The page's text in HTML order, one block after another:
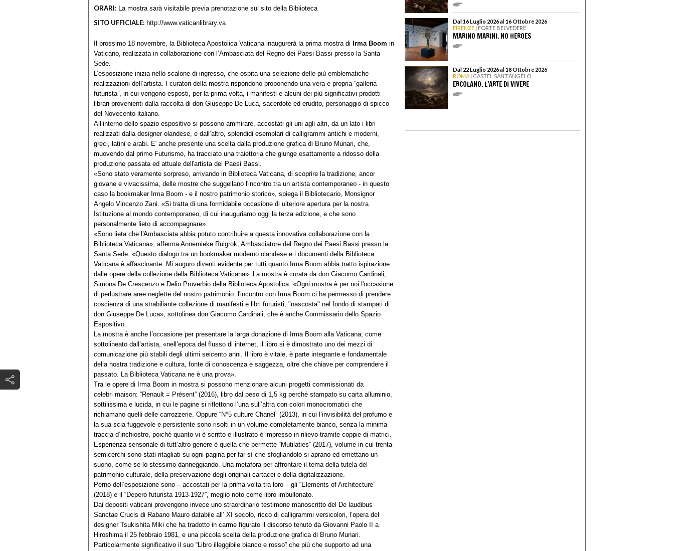
ORARI: La mostra sarà visitabile previa prenotazione sul sito della Biblioteca
SITO UFFICIALE: http://www.vaticanlibrary.va
Il prossimo 18 novembre, la Biblioteca Apostolica Vaticana inaugurerà la prima mostra di Irma Boom in
Vaticano, realizzata in collaborazione con l’Ambasciata del Regno dei Paesi Bassi presso la Santa
Sede.
L’esposizione inizia nello scalone di ingresso, che ospita una selezione delle più emblematiche
realizzazioni dell’artista. I curatori della mostra rispondono proponendo una vera e propria “galleria
futurista”, in cui vengono esposti, per la prima volta, i manifesti e alcuni dei più significativi prodotti
librari provenienti dalla raccolta di don Giuseppe De Luca, sacerdote ed erudito, personaggio di spicco
del Novecento italiano.
All’interno dello spazio espositivo si possono ammirare, accostati gli uni agli altri, da un lato i libri
realizzati dalla designer olandese, e dall’altro, splendidi esemplari di calligrammi antichi e moderni,
greci, latini e arabi. E' anche presente una scelta dalla produzione grafica di Bruno Munari, che,
muovendo dal primo Futurismo, ha tracciato una traiettoria che giunge esattamente a ridosso della
produzione passata ed attuale dell'artista dei Paesi Bassi.
«Sono stato veramente sorpreso, arrivando in Biblioteca Vaticana, di scoprire la tradizione, ancor
giovane e vivacissima, delle mostre che suggellano l'incontro tra un artista contemporaneo ‐ in questo
caso la bookmaker Irma Boom ‐ e il nostro patrimonio storico», spiega il Bibliotecario, Monsignor
Angelo Vincenzo Zani. «Si tratta di una formidabile occasione di ulteriore apertura per la nostra
Istituzione al mondo contemporaneo, di cui inauguriamo oggi la terza edizione, e che sono
personalmente lieto di accompagnare».
«Sono lieta che l'Ambasciata abbia potuto contribuire a questa innovativa collaborazione con la
Biblioteca Vaticana», afferma Annemieke Ruigrok, Ambasciatore del Regno dei Paesi Bassi presso la
Santa Sede. «Questo dialogo tra un bookmaker moderno olandese e i documenti della Biblioteca
Vaticana è affascinante. Mi auguro diventi evidente per tutti quanto Irma Boom abbia tratto ispirazione
dalle opere della collezione della Biblioteca Vaticana». La mostra è curata da don Giacomo Cardinali,
Simona De Crescenzo e Delio Proverbio della Biblioteca Apostolica. «Ogni mostra è per noi l'occasione
di perlustrare aree neglette del nostro patrimonio: l'incontro con Irma Boom ci ha permesso di prendere
coscienza di una strabiliante collezione di manifesti e libri futuristi, "nascosta" nel fondo di stampati di
don Giuseppe De Luca», sottolinea don Giacomo Cardinali, che è anche Commissario dello Spazio
Espositivo.
La mostra è anche l’occasione per presentare la larga donazione di Irma Boom alla Vaticana; come
sottolineato dall’artista, «nell’epoca del flusso di internet, il libro si è dimostrato uno dei mezzi di
comunicazione più stabili degli ultimi seicento anni. Il libro è vitale, è parte integrante e fondamentale
della nostra tradizione e cultura, fonte di conoscenza e saggezza, oltre che chiave per comprendere il
passato. La Biblioteca Vaticana ne è una prova».
Tra le opere di Irma Boom in mostra si possono menzionare alcuni progetti commissionati da
celebri maison: “Renault = Présent” (2016), libro dal peso di 1,5 kg perché stampato su carta alluminio,
sottilissima e lucida, in cui le pagine si riflettono l’una sull’altra con colori monocromatici che
richiamano quelli delle carrozzerie. Oppure “N°5 culture Chanel” (2013), in cui l’invisibilità del profumo e
la sua scia fuggevole e persistente sono risolti in un volume completamente bianco, senza la minima
traccia d’inchiostro, poiché quanto vi è scritto e illustrato è impresso in rilievo tramite coppie di matrici.
Esperienza sensoriale di tutt’altro genere è quella che permette “Mutilaties” (2017), volume in cui trenta
semicerchi sono stati ritagliati su ogni pagina per far sì che sfogliandolo si aprano ed emettano un
suono, come se lo stessimo danneggiando. Una metafora per affrontare il tema della tutela del
patrimonio culturale, della preservazione degli originali cartacei e della digitalizzazione.
Perno dell’esposizione sono – accostati per la prima volta tra loro – gli “Elements of Architecture”
(2018) e il “Depero futurista 1913‐1927”, meglio noto come libro imbullonato.
Dai depositi vaticani provengono invece uno straordinario testimone manoscritto del De laudibus
Sanctae Crucis di Rabano Mauro databile all’ XI secolo, ricco di calligrammi versicolori, l’opera del
designer Tsukishita Miki che ha tradotto in carme figurato il discorso tenuto da Giovanni Paolo II a
Hiroshima il 25 febbraio 1981, e una piccola scelta della produzione grafica di Bruno Munari.
Particolarmente significativo il suo “Libro illeggibile bianco e rosso” che più che supporto ad una
Dal 16 Luglio 2026 al 16 Ottobre 2026
FIRENZE | FORTE BELVEDERE
MARINO MARINI. NO HEROES
Dal 22 Luglio 2026 al 18 Ottobre 2026
ROMA | CASTEL SANT’ANGELO
ERCOLANO. L’ARTE DI VIVERE